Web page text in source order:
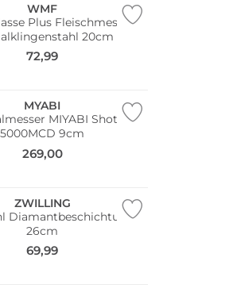
WMF
Plus Fleischmesser
20cm
72,99
MYABI
MIYABI Shotoh
5000MCD 9cm
269,00
ZWILLING
Diamantbeschichtung
26cm
69,99